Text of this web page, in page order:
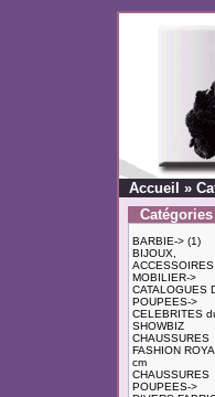
Accueil »
Catégories
BARBIE->(1)
BIJOUX,
ACCESSOIRES
MOBILIER->
CATALOGUES
POUPEES->
CELEBRITES
SHOWBIZ
CHAUSSURES
FASHION
cm
CHAUSSURES
POUPEES->